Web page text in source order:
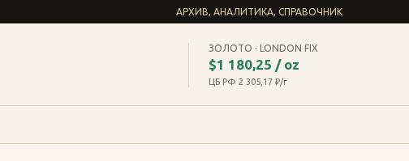
АРХИВ, АНАЛИТИКА, СПРАВОЧНИК
ЗОЛОТО · LONDON FIX
$1 180,25 / oz
ЦБ РФ 2 305,17 ₽/г